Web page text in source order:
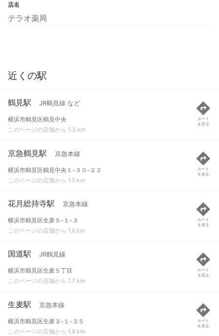
店名
テラオ薬局
近くの駅
鶴見駅 JR鶴見線 など
横浜市鶴見区鶴見中央
このページの店舗から 1.3 km
ルート
を見る
京急鶴見駅 京急本線
横浜市鶴見区鶴見中央１-３０-２２
このページの店舗から 1.5 km
ルート
を見る
花月総持寺駅 京急本線
横浜市鶴見区生麦５-１-３
このページの店舗から 1.6 km
ルート
を見る
国道駅 JR鶴見線
横浜市鶴見区生麦５丁目
このページの店舗から 1.7 km
ルート
を見る
生麦駅 京急本線
横浜市鶴見区生麦３-１-３５
このページの店舗から 1.8 km
ルート
を見る